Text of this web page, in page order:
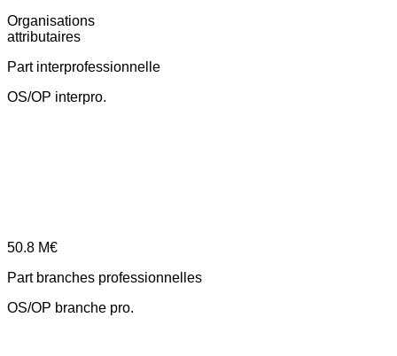
Organisations
attributaires
Part interprofessionnelle
OS/OP interpro.
50.8 M€
Part branches professionnelles
OS/OP branche pro.